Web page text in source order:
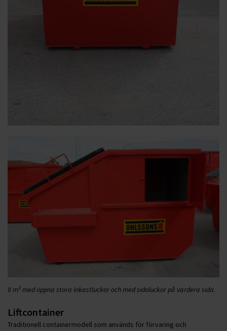
8 m3 med öppna stora inkastluckor och med sidoluckor på vardera sida.
Liftcontainer
Traditionell containermodell som används för förvaring och